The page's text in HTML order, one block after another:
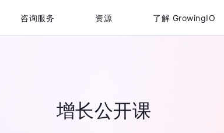
咨询服务 资源 了解 GrowingIO
增长公开课